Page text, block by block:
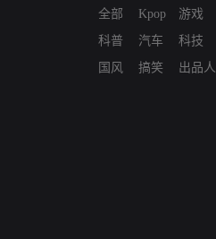
全部
科普
国风
Kpop
汽车
搞笑
游戏
科技
出品人